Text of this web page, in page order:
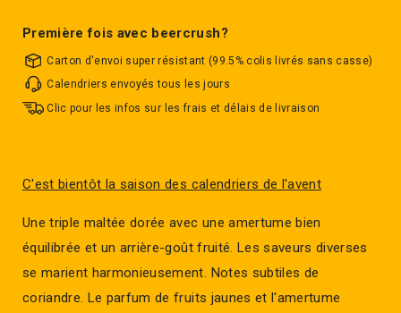
Première fois avec beercrush?
Carton d'envoi super résistant (99.5% colis livrés sans casse)
Calendriers envoyés tous les jours
Clic pour les infos sur les frais et délais de livraison
C'est bientôt la saison des calendriers de l'avent
Une triple maltée dorée avec une amertume bien
équilibrée et un arrière-goût fruité. Les saveurs diverses
se marient harmonieusement. Notes subtiles de
coriandre. Le parfum de fruits jaunes et l'amertume